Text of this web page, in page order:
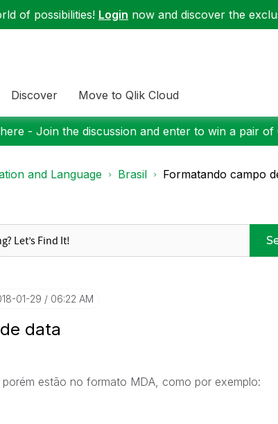
of possibilities! Login now and discover the
Discover Move to Qlik Cloud
- Join the discussion and enter to win a pair of
and Language Brasil Formatando campo
01-29 06:22 AM
data
estão no formato MDA, como por exemplo: